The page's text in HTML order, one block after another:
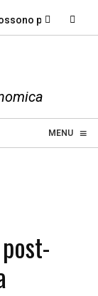
permettersi le…
MENU ≡
☰